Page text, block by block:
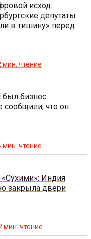
исход:
депутаты
в тишину» перед
мин. чтение
был бизнес.
сообщили, что он
мин. чтение
Индия
закрыла двери
мин. чтение